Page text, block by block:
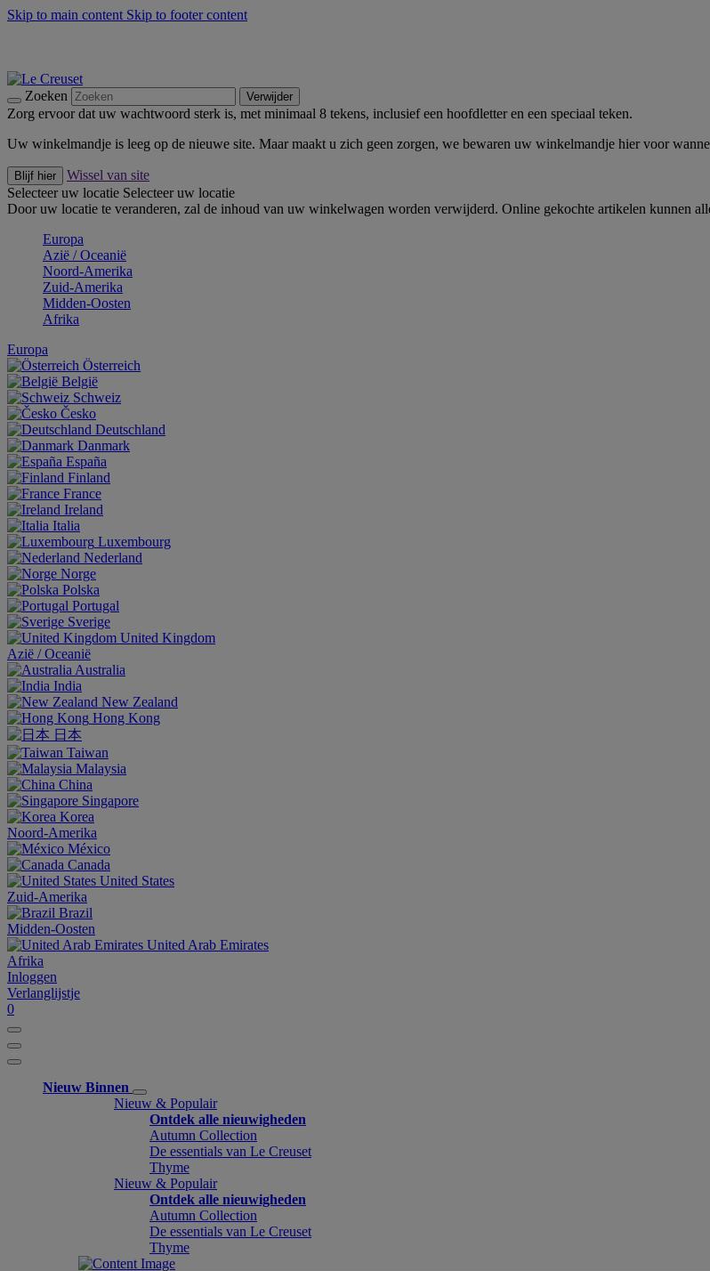
Skip to main content Skip to footer content
Zoeken Verwijder
Zorg ervoor dat uw wachtwoord sterk is, met minimaal 8 tekens, inclusief een hoofdletter en een speciaal teken.
Uw winkelmandje is leeg op de nieuwe site. Maar maakt u zich geen zorgen, we bewaren uw winkelmandje hier voor
Blijf hier
Wissel van site
Selecteer uw locatie Selecteer uw locatie
Door uw locatie te veranderen, zal de inhoud van uw winkelwagen worden verwijderd. Online gekochte artikelen kunnen
Europa
Aziё / Oceaniё
Noord-Amerika
Zuid-Amerika
Midden-Oosten
Afrika
Europa
Österreich
België
Schweiz
Česko
Deutschland
Danmark
España
Finland
France
Ireland
Italia
Luxembourg
Nederland
Norge
Polska
Portugal
Sverige
United Kingdom
Aziё / Oceaniё
Australia
India
New Zealand
Hong Kong
日本
Taiwan
Malaysia
China
Singapore
Korea
Noord-Amerika
México
Canada
United States
Zuid-Amerika
Brazil
Midden-Oosten
United Arab Emirates
Afrika
Inloggen
Verlanglijstje
0
Nieuw Binnen
Nieuw & Populair
Ontdek alle nieuwigheden
Autumn Collection
De essentials van Le Creuset
Thyme
Nieuw & Populair
Ontdek alle nieuwigheden
Autumn Collection
De essentials van Le Creuset
Thyme